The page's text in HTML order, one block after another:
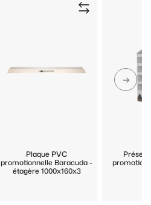
Plaque PVC
promotionnelle Baracuda -
étagère 1000x160x3